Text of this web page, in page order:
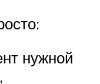
нужной